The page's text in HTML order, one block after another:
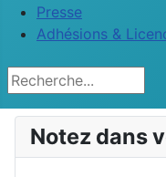
Presse
Adhésions &
Rechercher
Notez dans